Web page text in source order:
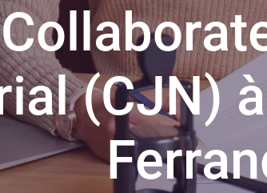
(CJN)